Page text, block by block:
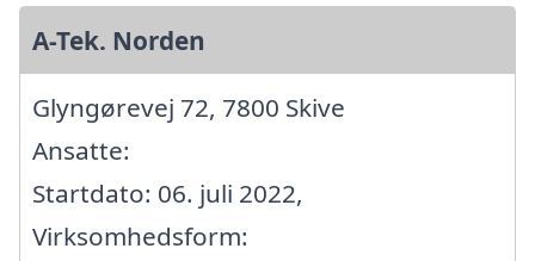
A-Tek. Norden
Glyngørevej 72, 7800 Skive
Ansatte:
Startdato: 06. juli 2022,
Virksomhedsform: